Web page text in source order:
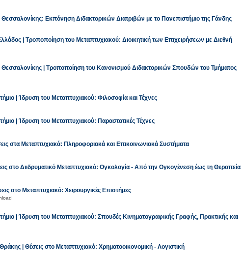
Θεσσαλονίκης: Εκπόνηση Διδακτορικών Διατριβών με το Πανεπιστήμιο της Γάνδης
| Τροποποίηση του Μεταπτυχιακού: Διοικητική των Επιχειρήσεων με Διεθνή
Θεσσαλονίκης | Τροποποίηση του Κανονισμού Διδακτορικών Σπουδών του Τμήματος
| Ίδρυση του Μεταπτυχιακού: Φιλοσοφία και Τέχνες
| Ίδρυση του Μεταπτυχιακού: Παραστατικές Τέχνες
στα Μεταπτυχιακά: Πληροφοριακά και Επικοινωνιακά Συστήματα
στο Διιδρυματικό Μεταπτυχιακό: Ογκολογία - Από την Ογκογένεση έως τη Θεραπεία
στο Μεταπτυχιακό: Χειρουργικές Επιστήμες
| Ίδρυση του Μεταπτυχιακού: Σπουδές Κινηματογραφικής Γραφής, Πρακτικής και
| Θέσεις στο Μεταπτυχιακό: Χρηματοοικονομική - Λογιστική